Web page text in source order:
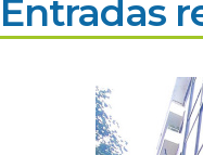
Entradas